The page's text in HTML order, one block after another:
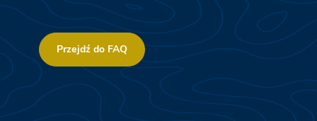
Przejdź do FAQ